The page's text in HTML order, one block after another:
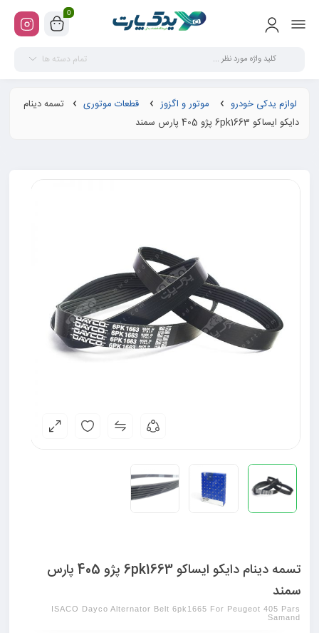
0
تمام دسته ها
لوازم یدکی خودرو موتور و اگزوز قطعات موتوری
تسمه دینام
دایکو ایساکو 6pk1663 پژو 405 پارس سمند
تسمه دینام دایکو ایساکو 6pk1663 پژو 405 پارس
سمند
ISACO Dayco Alternator Belt 6pk1665 For Peugeot 405 Pars
Samand